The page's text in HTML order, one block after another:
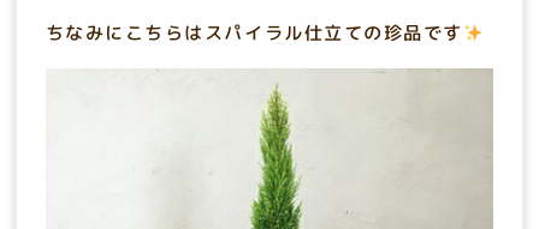
ちなみにこちらはスパイラル仕立ての珍品です